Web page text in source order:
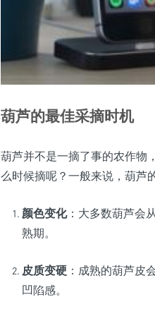
葫芦的最佳采摘时机
葫芦并不是一摘了事的农作物
么时候摘呢？一般来说，葫芦
颜色变化：大多数葫芦会
熟期。
皮质变硬 ：成熟的葫芦皮
凹陷感。